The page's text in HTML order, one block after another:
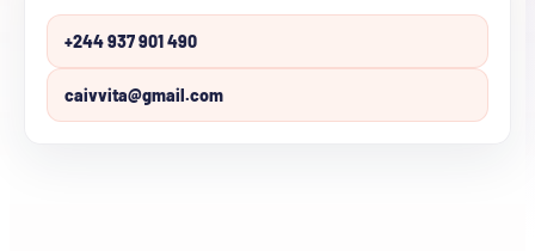
+244 937 901 490
caivvita@gmail.com